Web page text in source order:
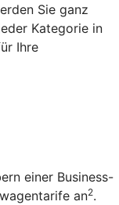
Sie ganz
Kategorie in
Ihre
einer Business-
an2.